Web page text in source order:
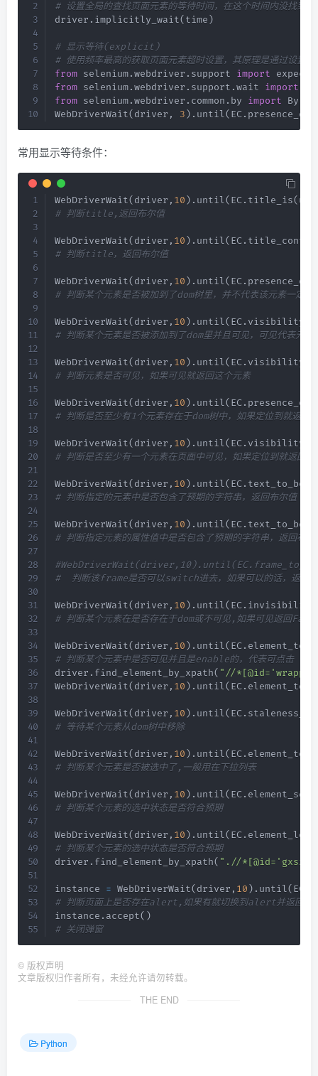
# 设置全局的查找页面元素的等待时间，在这个时间内没找到
driver . implicitly_wait( time )
# 显示等待(explicit)
# 使用频率最高的获取页面元素超时设置，其原理是通过设置
from selenium.webdriver . support import
from selenium.webdriver . support .wait import
from selenium.webdriver . common . by import By
WebDriverWait( driver , 3 ) . until( EC .
常用显示等待条件：
WebDriverWait( driver , 10 ) . until( EC . title_is( u
# 判断title,返回布尔值
WebDriverWait( driver , 10 ) . until( EC .
# 判断title，返回布尔值
WebDriverWait( driver , 10 ) . until( EC .
# 判断某个元素是否被加到了dom树里，并不代表该元素一定
WebDriverWait( driver , 10 ) . until( EC .
# 判断某个元素是否被添加到了dom里并且可见，可见代表元素
WebDriverWait( driver , 10 ) . until( EC .
# 判断元素是否可见，如果可见就返回这个元素
WebDriverWait( driver , 10 ) . until( EC .
# 判断是否至少有1个元素存在于dom树中，如果定位到就返回
WebDriverWait( driver , 10 ) . until( EC .
# 判断是否至少有一个元素在页面中可见，如果定位到就返回列
WebDriverWait( driver , 10 ) . until( EC .
# 判断指定的元素中是否包含了预期的字符串，返回布尔值
WebDriverWait( driver , 10 ) . until( EC .
# 判断指定元素的属性值中是否包含了预期的字符串，返回布尔
#  判断该frame是否可以switch进去，如果可以的话，返回
WebDriverWait( driver , 10 ) . until( EC .
# 判断某个元素在是否存在于dom或不可见,如果可见返回
WebDriverWait( driver , 10 ) . until( EC .
# 判断某个元素中是否可见并且是enable的，代表可点击
driver . find_element_by_xpath( "//
WebDriverWait( driver , 10 ) . until( EC .
WebDriverWait( driver , 10 ) . until( EC . staleness_of
# 等待某个元素从dom树中移除
WebDriverWait( driver , 10 ) . until( EC .
# 判断某个元素是否被选中了,一般用在下拉列表
WebDriverWait( driver , 10 ) . until( EC .
# 判断某个元素的选中状态是否符合预期
WebDriverWait( driver , 10 ) . until( EC .
# 判断某个元素的选中状态是否符合预期
driver . find_element_by_xpath( ".//
instance = WebDriverWait( driver , 10 ) . until( EC
# 判断页面上是否存在alert,如果有就切换到alert并返回
instance . accept( )
# 关闭弹窗
© 版权声明
文章版权归作者所有，未经允许请勿转载。
THE END
Python